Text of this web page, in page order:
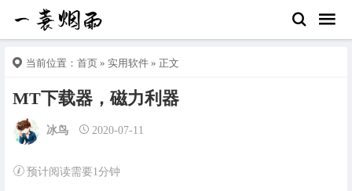
当前位置： 首页 » 实用软件 » 正文
MT下载器，磁力利器
冰鸟 2020-07-11
预计阅读需要1分钟